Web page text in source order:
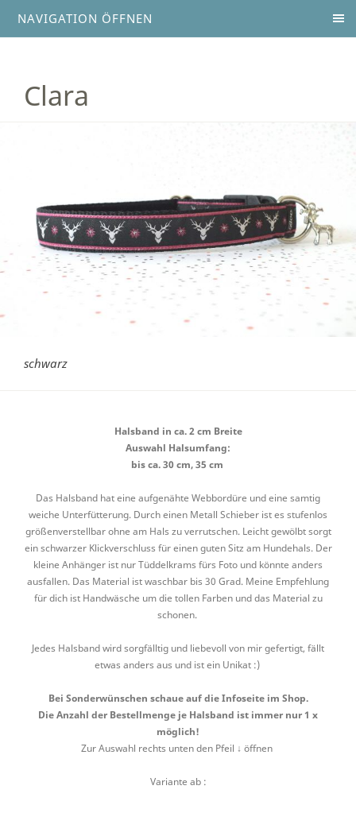
NAVIGATION ÖFFNEN
Clara
schwarz
Halsband in ca. 2 cm Breite
Auswahl Halsumfang:
bis ca. 30 cm, 35 cm
Das Halsband hat eine aufgenähte Webbordüre und eine samtig
weiche Unterfütterung. Durch einen Metall Schieber ist es stufenlos
größenverstellbar ohne am Hals zu verrutschen. Leicht gewölbt sorgt
ein schwarzer Klickverschluss für einen guten Sitz am Hundehals. Der
kleine Anhänger ist nur Tüddelkrams fürs Foto und könnte anders
ausfallen. Das Material ist waschbar bis 30 Grad. Meine Empfehlung
für dich ist Handwäsche um die tollen Farben und das Material zu
schonen.
Jedes Halsband wird sorgfälltig und liebevoll von mir gefertigt, fällt
etwas anders aus und ist ein Unikat :)
Bei Sonderwünschen schaue auf die Infoseite im Shop.
Die Anzahl der Bestellmenge je Halsband ist immer nur 1 x
möglich!
Zur Auswahl rechts unten den Pfeil ↓ öffnen
Variante ab :